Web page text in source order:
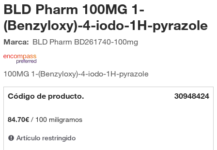
BLD Pharm 100MG 1-
(Benzyloxy)-4-iodo-1H-pyrazole
Marca: BLD Pharm BD261740-100mg
100MG 1-(Benzyloxy)-4-iodo-1H-pyrazole
Código de producto. 30948424
84.70€/ 100 miligramos
Artículo restringido